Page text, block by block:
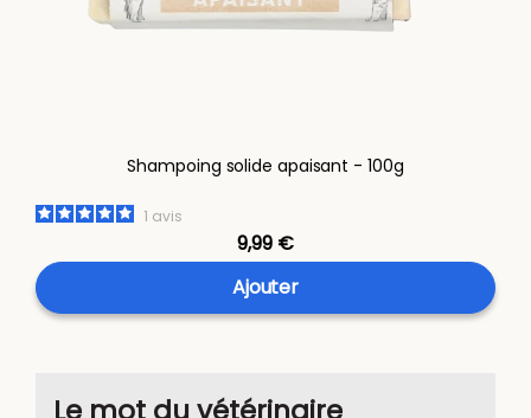
Shampoing solide apaisant - 100g
1 avis
9,99 €
Ajouter
Le mot du vétérinaire